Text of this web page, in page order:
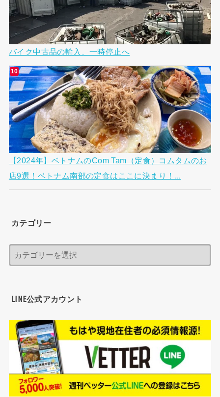
バイク中古品の輸入、一時停止へ
【2024年】ベトナムのCom Tam（定食）コムタムのお
店9選！ベトナム南部の定食はここに決まり！...
カテゴリー
LINE公式アカウント